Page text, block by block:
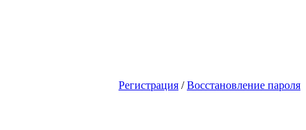
первым! Акции Скидки!
Регистрация / Восстановление пароля